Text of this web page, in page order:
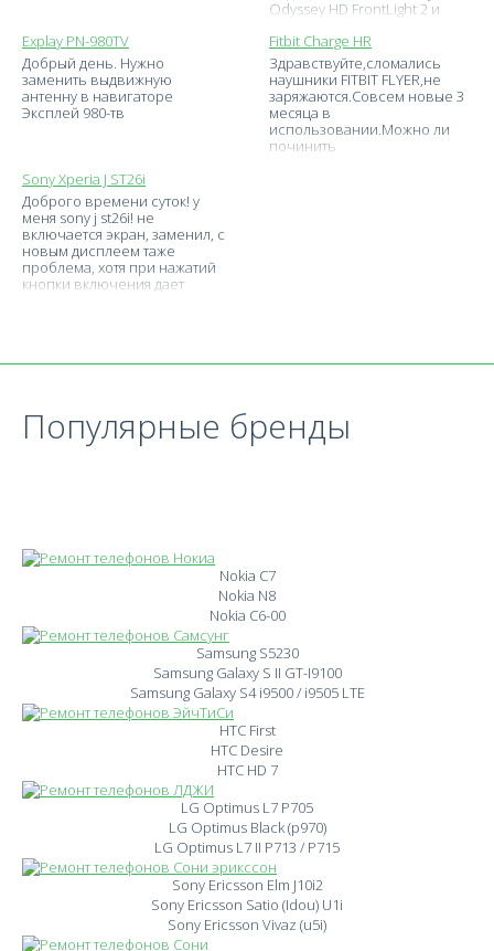
Odyssey HD FrontLight 2 и
Explay PN-980TV
Добрый день. Нужно
заменить выдвижную
антенну в навигаторе
Эксплей 980-тв
Fitbit Charge HR
Здравствуйте,сломались
наушники FITBIT FLYER,не
заряжаются.Совсем новые 3
месяца в
использовании.Можно ли
починить
Sony Xperia J ST26i
Доброго времени суток! у
меня sony j st26i! не
включается экран, заменил, с
новым дисплеем таже
проблема, хотя при нажатий
кнопки включения дает
Популярные бренды
Nokia C7
Nokia N8
Nokia C6-00
Samsung S5230
Samsung Galaxy S II GT-I9100
Samsung Galaxy S4 i9500 / i9505 LTE
HTC First
HTC Desire
HTC HD 7
LG Optimus L7 P705
LG Optimus Black (p970)
LG Optimus L7 II P713 / P715
Sony Ericsson Elm J10i2
Sony Ericsson Satio (Idou) U1i
Sony Ericsson Vivaz (u5i)